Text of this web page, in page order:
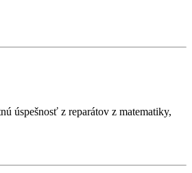
z reparátov z matematiky,